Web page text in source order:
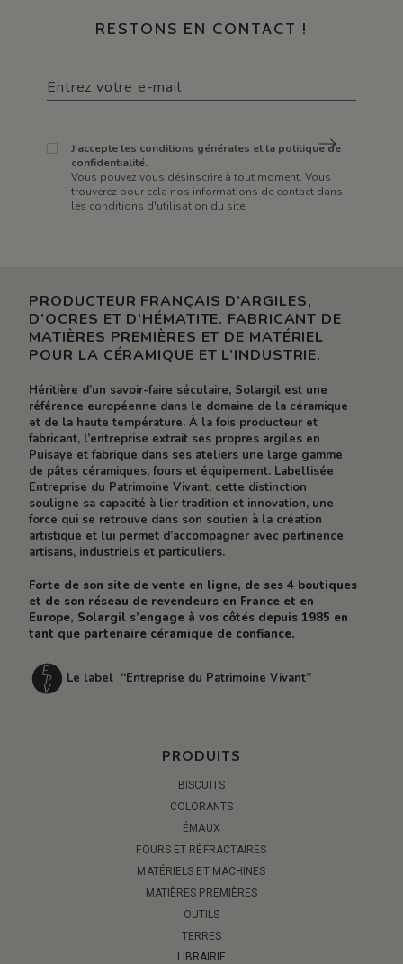
RESTONS EN CONTACT !
J'accepte les conditions générales et la politique de
confidentialité.
Vous pouvez vous désinscrire à tout moment. Vous
trouverez pour cela nos informations de contact dans
les conditions d'utilisation du site.
PRODUCTEUR FRANÇAIS D’ARGILES,
D’OCRES ET D’HÉMATITE. FABRICANT DE
MATIÈRES PREMIÈRES ET DE MATÉRIEL
POUR LA CÉRAMIQUE ET L’INDUSTRIE.
Héritière d’un savoir-faire séculaire, Solargil est une
référence européenne dans le domaine de la céramique
et de la haute température. À la fois producteur et
fabricant, l’entreprise extrait ses propres argiles en
Puisaye et fabrique dans ses ateliers une large gamme
de pâtes céramiques, fours et équipement. Labellisée
Entreprise du Patrimoine Vivant, cette distinction
souligne sa capacité à lier tradition et innovation, une
force qui se retrouve dans son soutien à la création
artistique et lui permet d’accompagner avec pertinence
artisans, industriels et particuliers.
Forte de son site de vente en ligne, de ses 4 boutiques
et de son réseau de revendeurs en France et en
Europe, Solargil s’engage à vos côtés depuis 1985 en
tant que partenaire céramique de confiance.
Le label “Entreprise du Patrimoine Vivant”
PRODUITS
BISCUITS
COLORANTS
ÉMAUX
FOURS ET RÉFRACTAIRES
MATÉRIELS ET MACHINES
MATIÈRES PREMIÈRES
OUTILS
TERRES
LIBRAIRIE